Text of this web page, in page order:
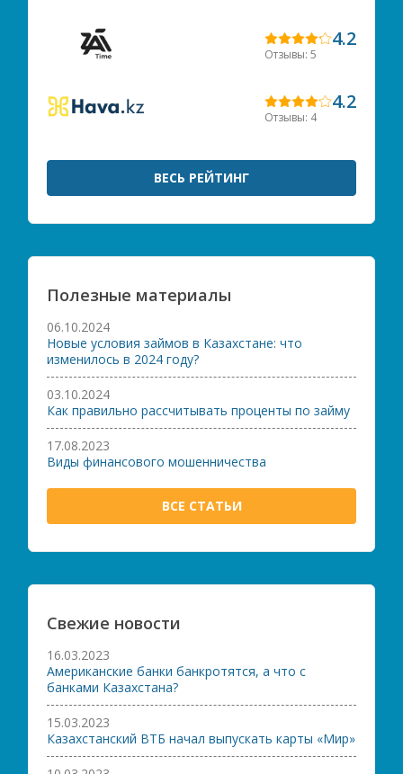
4.2
Отзывы: 5
4.2
Отзывы: 4
ВЕСЬ РЕЙТИНГ
Полезные материалы
06.10.2024
Новые условия займов в Казахстане: что
изменилось в 2024 году?
03.10.2024
Как правильно рассчитывать проценты по займу
17.08.2023
Виды финансового мошенничества
ВСЕ СТАТЬИ
Свежие новости
16.03.2023
Американские банки банкротятся, а что с
банками Казахстана?
15.03.2023
Казахстанский ВТБ начал выпускать карты «Мир»